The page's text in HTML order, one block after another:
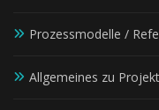
Prozessmodelle /
Allgemeines zu